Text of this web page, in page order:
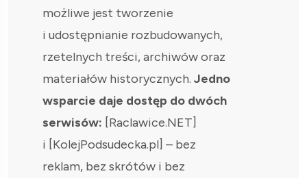
możliwe jest tworzenie
i udostępnianie rozbudowanych,
rzetelnych treści, archiwów oraz
materiałów historycznych. Jedno
wsparcie daje dostęp do dwóch
serwisów: [Raclawice.NET]
i [KolejPodsudecka.pl] – bez
reklam, bez skrótów i bez